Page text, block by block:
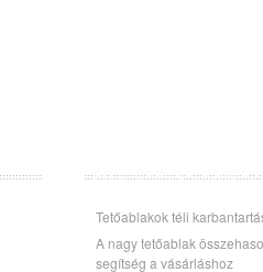
LEGUTÓBBI
Tetőablakok téli
A nagy tetőablak
segítség a vásárláshoz